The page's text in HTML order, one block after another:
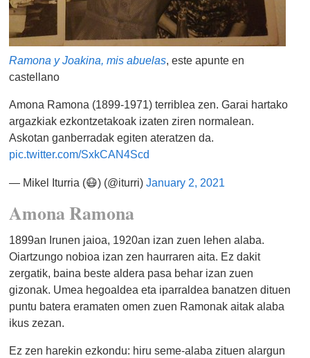
Ramona y Joakina, mis abuelas, este apunte en
castellano
Amona Ramona (1899-1971) terriblea zen. Garai hartako
argazkiak ezkontzetakoak izaten ziren normalean.
Askotan ganberradak egiten ateratzen da.
pic.twitter.com/SxkCAN4Scd
— Mikel Iturria (😷) (@iturri)January 2, 2021
Amona Ramona
1899an Irunen jaioa, 1920an izan zuen lehen alaba.
Oiartzungo nobioa izan zen haurraren aita. Ez dakit
zergatik, baina beste aldera pasa behar izan zuen
gizonak. Umea hegoaldea eta iparraldea banatzen dituen
puntu batera eramaten omen zuen Ramonak aitak alaba
ikus zezan.
Ez zen harekin ezkondu: hiru seme-alaba zituen alargun